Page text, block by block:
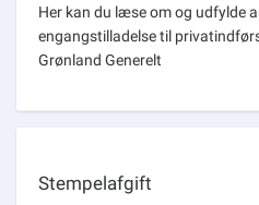
Her kan du læse om og udfylde
engangstilladelse til
Grønland Generelt
Stempelafgift